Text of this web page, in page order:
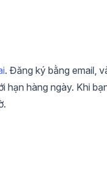
. Đăng ký bằng email,
hạn hàng ngày. Khi